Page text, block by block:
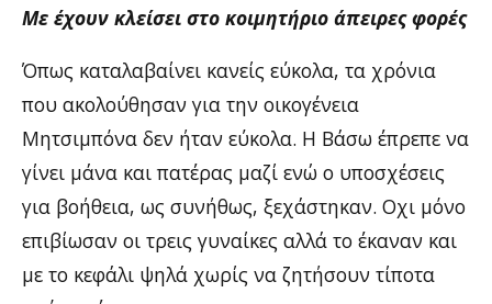
Με έχουν κλείσει στο κοιμητήριο άπειρες φορές
Όπως καταλαβαίνει κανείς εύκολα, τα χρόνια
που ακολούθησαν για την οικογένεια
Μητσιμπόνα δεν ήταν εύκολα. Η Βάσω έπρεπε να
γίνει μάνα και πατέρας μαζί ενώ ο υποσχέσεις
για βοήθεια, ως συνήθως, ξεχάστηκαν. Οχι μόνο
επιβίωσαν οι τρεις γυναίκες αλλά το έκαναν και
με το κεφάλι ψηλά χωρίς να ζητήσουν τίποτα